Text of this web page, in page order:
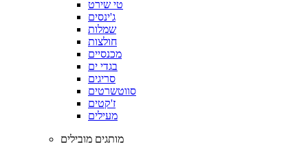
טי שירט
ג'ינסים
שמלות
חולצות
מכנסיים
בגדי ים
סריגים
סווטשרטים
ז'קטים
מעילים
מותגים מובילים